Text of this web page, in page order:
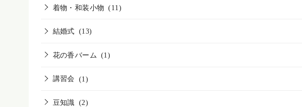
着物・和装小物 (11)
結婚式 (13)
花の香バーム (1)
講習会 (1)
豆知識 (2)